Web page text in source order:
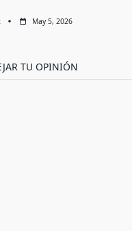
May 5, 2026
TU OPINIÓN